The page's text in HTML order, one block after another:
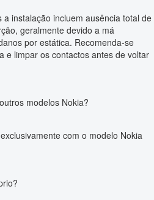
instalação incluem ausência total de
geralmente devido a má
por estática. Recomenda-se
e limpar os contactos antes de voltar
modelos Nokia?
com o modelo Nokia